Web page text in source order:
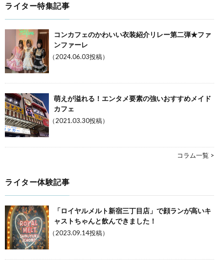
ライター特集記事
コンカフェのかわいい衣装紹介リレー第二弾★ファ
ンファーレ
（2024.06.03投稿）
萌えが溢れる！エンタメ要素の強いおすすめメイド
カフェ
（2021.03.30投稿）
コラム一覧 >
ライター体験記事
「ロイヤルメルト新宿三丁目店」で顔ランが高いキ
ャストちゃんと飲んできました！
（2023.09.14投稿）